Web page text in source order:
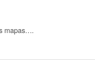
mapas….